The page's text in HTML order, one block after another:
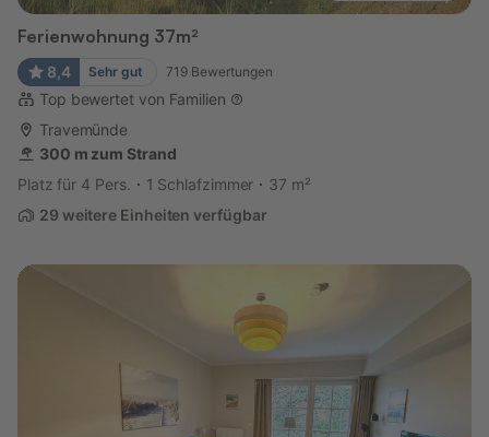
Ferienwohnung 37m²
8,4 Sehr gut 719 Bewertungen
Top bewertet von Familien
Travemünde
300 m zum Strand
Platz für 4 Pers.
1 Schlafzimmer
37 m²
29 weitere Einheiten verfügbar